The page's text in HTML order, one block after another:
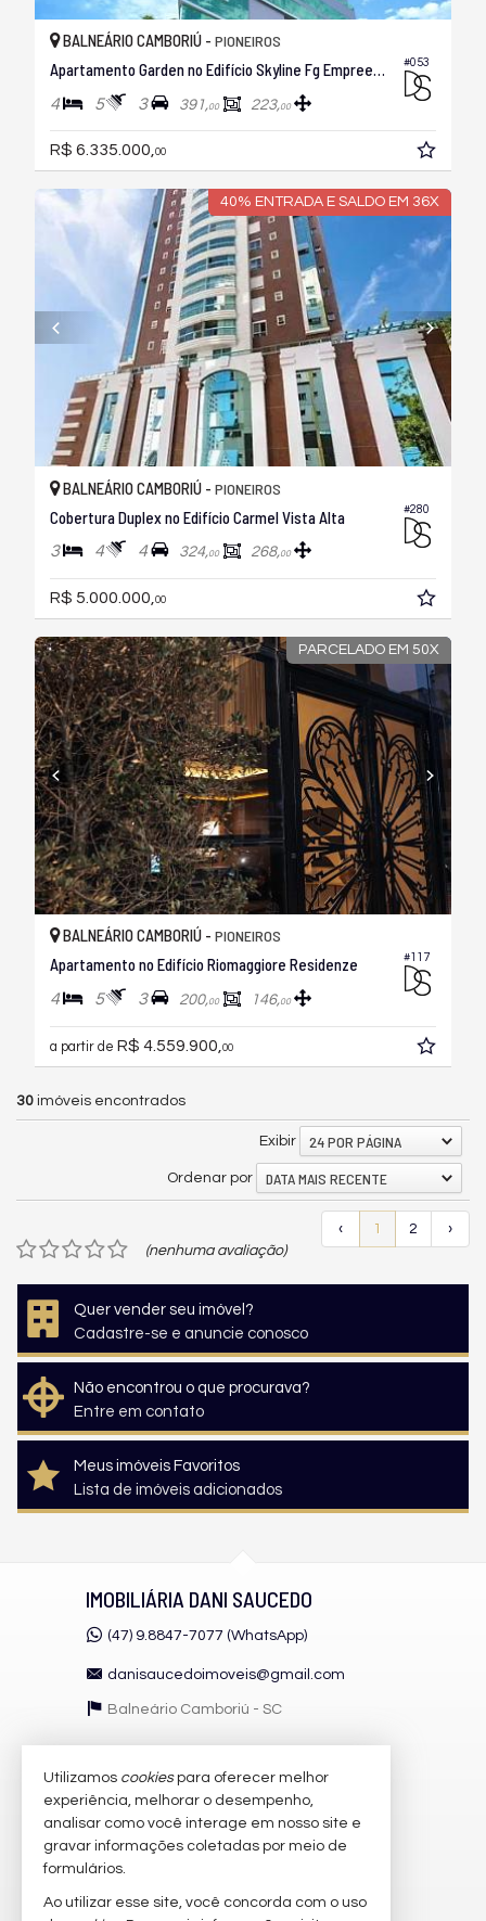
#053
BALNEÁRIO CAMBORIÚ - PIONEIROS
Apartamento Garden no Edifício Skyline Fg Empreendimentos
4 5 3 391,00 223,00
R$ 6.335.000,00
40% ENTRADA E SALDO EM 36X
#280
BALNEÁRIO CAMBORIÚ - PIONEIROS
Cobertura Duplex no Edifício Carmel Vista Alta
3 4 4 324,00 268,00
R$ 5.000.000, 00
PARCELADO EM 50X
#117
BALNEÁRIO CAMBORIÚ - PIONEIROS
Apartamento no Edifício Riomaggiore Residenze
4 5 3 200,00 146,00
a partir de R$ 4.559.900, 00
30 imóveis encontrados
Exibir 24 POR PÁGINA
Ordenar por DATA MAIS RECENTE
‹ 1 2
›
(nenhuma avaliação)
Quer vender seu imóvel?
Cadastre-se e anuncie conosco
Não encontrou o que procurava?
Entre em contato
Meus imóveis Favoritos
Lista de imóveis adicionados
IMOBILIÁRIA DANI SAUCEDO
(47) 9.8847-7077 (WhatsApp)
danisaucedoimoveis@gmail.com
Balneário Camboriú - SC
VEJA MAIS
receba nosso newsletter
imóveis favoritos
Utilizamos cookiespara oferecer melhor
experiência, melhorar o desempenho,
analisar como você interage em nosso site e
gravar informações coletadas por meio de
formulários.
Ao utilizar esse site, você concorda com o uso